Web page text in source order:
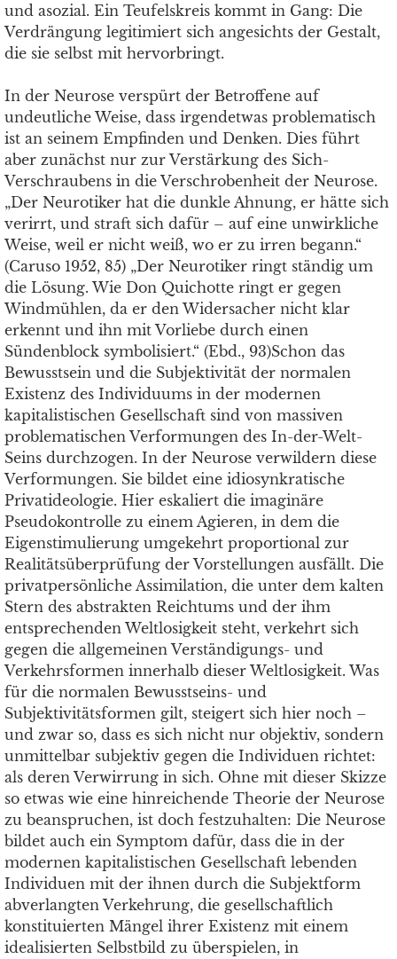
und asozial. Ein Teufelskreis kommt in Gang: Die
Verdrängung legitimiert sich angesichts der Gestalt,
die sie selbst mit hervorbringt.
In der Neurose verspürt der Betroffene auf
undeutliche Weise, dass irgendetwas problematisch
ist an seinem Empfinden und Denken. Dies führt
aber zunächst nur zur Verstärkung des Sich-
Verschraubens in die Verschrobenheit der Neurose.
„Der Neurotiker hat die dunkle Ahnung, er hätte sich
verirrt, und straft sich dafür – auf eine unwirkliche
Weise, weil er nicht weiß, wo er zu irren begann.“
(Caruso 1952, 85) „Der Neurotiker ringt ständig um
die Lösung. Wie Don Quichotte ringt er gegen
Windmühlen, da er den Widersacher nicht klar
erkennt und ihn mit Vorliebe durch einen
Sündenblock symbolisiert.“ (Ebd., 93)Schon das
Bewusstsein und die Subjektivität der normalen
Existenz des Individuums in der modernen
kapitalistischen Gesellschaft sind von massiven
problematischen Verformungen des In-der-Welt-
Seins durchzogen. In der Neurose verwildern diese
Verformungen. Sie bildet eine idiosynkratische
Privatideologie. Hier eskaliert die imaginäre
Pseudokontrolle zu einem Agieren, in dem die
Eigenstimulierung umgekehrt proportional zur
Realitätsüberprüfung der Vorstellungen ausfällt. Die
privatpersönliche Assimilation, die unter dem kalten
Stern des abstrakten Reichtums und der ihm
entsprechenden Weltlosigkeit steht, verkehrt sich
gegen die allgemeinen Verständigungs- und
Verkehrsformen innerhalb dieser Weltlosigkeit. Was
für die normalen Bewusstseins- und
Subjektivitätsformen gilt, steigert sich hier noch –
und zwar so, dass es sich nicht nur objektiv, sondern
unmittelbar subjektiv gegen die Individuen richtet:
als deren Verwirrung in sich. Ohne mit dieser Skizze
so etwas wie eine hinreichende Theorie der Neurose
zu beanspruchen, ist doch festzuhalten: Die Neurose
bildet auch ein Symptom dafür, dass die in der
modernen kapitalistischen Gesellschaft lebenden
Individuen mit der ihnen durch die Subjektform
abverlangten Verkehrung, die gesellschaftlich
konstituierten Mängel ihrer Existenz mit einem
idealisierten Selbstbild zu überspielen, in